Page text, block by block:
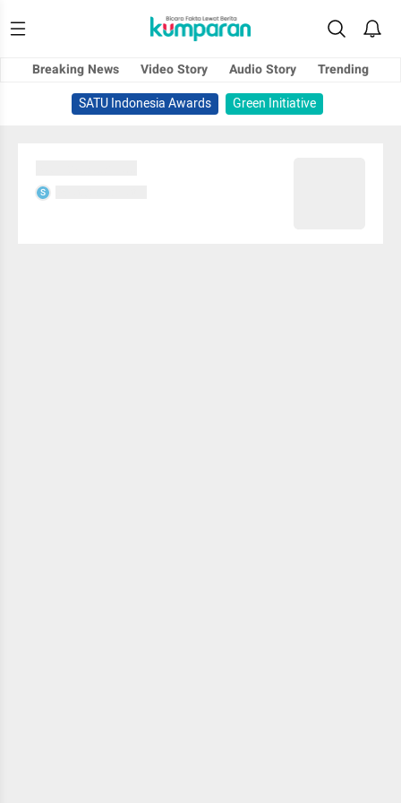
Breaking News Video Story Audio Story
Trending
SATU Indonesia Awards
Green Initiative
S